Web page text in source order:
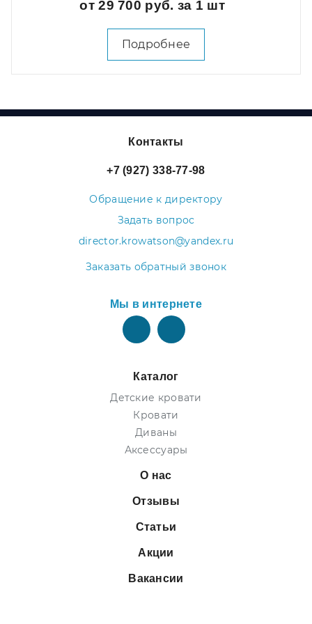
от 29 700 руб. за 1 шт
Подробнее
Контакты
+7 (927) 338-77-98
Обращение к директору
Задать вопрос
director.krowatson@yandex.ru
Заказать обратный звонок
Мы в интернете
Каталог
Детские кровати
Кровати
Диваны
Аксессуары
О нас
Отзывы
Статьи
Акции
Вакансии